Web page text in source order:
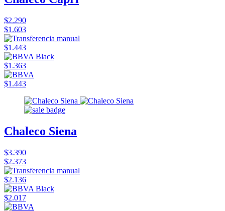
$2.290
$1.603
$1.443
$1.363
$1.443
Chaleco Siena
$3.390
$2.373
$2.136
$2.017